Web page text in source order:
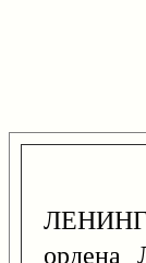
ордена